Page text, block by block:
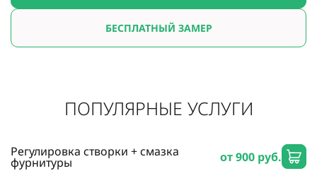
БЕСПЛАТНЫЙ ЗАМЕР
ПОПУЛЯРНЫЕ УСЛУГИ
Регулировка створки + смазка
фурнитуры от 900 руб.